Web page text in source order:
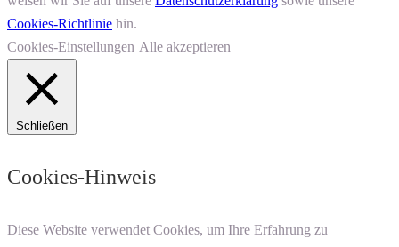
Cookies-Richtlinie hin.
Cookies-Einstellungen Alle akzeptieren
Schließen
Cookies-Hinweis
Diese Website verwendet Cookies, um Ihre Erfahrung zu